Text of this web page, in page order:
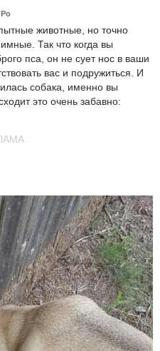
животные, но точно
Так что когда вы
пса, он не сует нос в ваши
вас и подружиться. И
собака, именно вы
это очень забавно: